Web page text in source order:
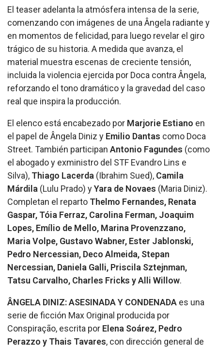
El teaser adelanta la atmósfera intensa de la serie,
comenzando con imágenes de una Ângela radiante y
en momentos de felicidad, para luego revelar el giro
trágico de su historia. A medida que avanza, el
material muestra escenas de creciente tensión,
incluida la violencia ejercida por Doca contra Ângela,
reforzando el tono dramático y la gravedad del caso
real que inspira la producción.
El elenco está encabezado por Marjorie Estiano en
el papel de Ângela Diniz y Emilio Dantas como Doca
Street. También participan Antonio Fagundes (como
el abogado y exministro del STF Evandro Lins e
Silva), Thiago Lacerda (Ibrahim Sued), Camila
Márdila (Lulu Prado) yYara de Novaes (Maria Diniz).
Completan el reparto Thelmo Fernandes, Renata
Gaspar, Tóia Ferraz, Carolina Ferman, Joaquim
Lopes, Emílio de Mello, Marina Provenzzano,
Maria Volpe, Gustavo Wabner, Ester Jablonski,
Pedro Nercessian, Deco Almeida, Stepan
Nercessian, Daniela Galli, Priscila Sztejnman,
Tatsu Carvalho, Charles Fricks y Alli Willow.
ÂNGELA DINIZ: ASESINADA Y CONDENADA es una
serie de ficción Max Original producida por
Conspiração, escrita por Elena Soárez, Pedro
Perazzo y Thais Tavares, con dirección general de